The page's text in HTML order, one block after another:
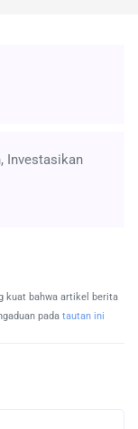
Investasikan
kuat bahwa artikel berita
pada tautan ini